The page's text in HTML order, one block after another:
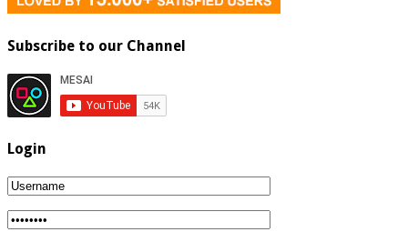
Subscribe to our Channel
Login